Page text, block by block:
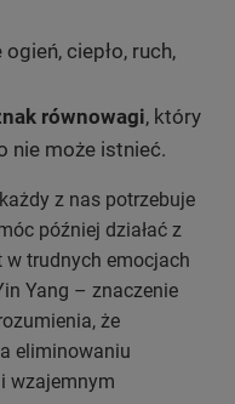
ciepło, ruch,
równowagi, który
nie może istnieć.
z nas potrzebuje
później działać z
w trudnych emocjach
Yang – znaczenie
że
eliminowaniu
wzajemnym